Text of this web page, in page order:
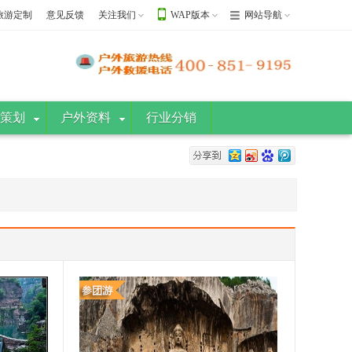
游定制 意见反馈 关注我们 WAP版本 网站导航
划 户外资料 行业分销